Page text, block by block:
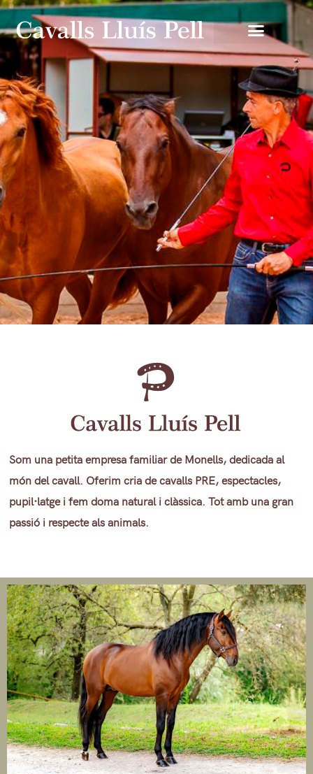
Som una petita empresa familiar de Monells, dedicada al
món del cavall. Oferim cria de cavalls PRE, espectacles,
pupil·latge i fem doma natural i clàssica. Tot amb una gran
passió i respecte als animals.